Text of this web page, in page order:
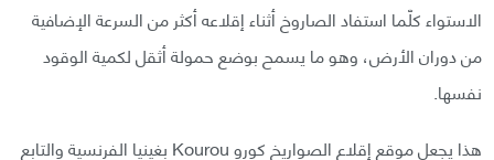
الاستواء كلّما استفاد الصاروخ أثناء إقلاعه أكثر من السرعة الإضافية
من دوران الأرض، وهو ما يسمح بوضع حمولة أثقل لكمية الوقود
نفسها.
هذا يجعل موقع إقلاع الصواريخ كورو Kourou بغينيا الفرنسية والتابع